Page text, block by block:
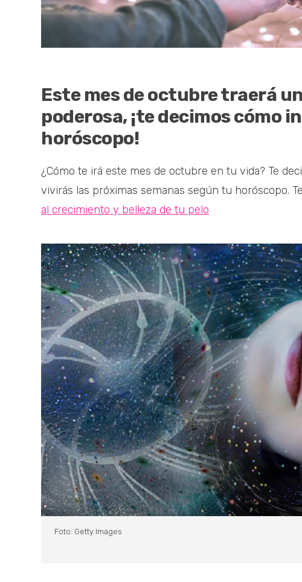
Este mes de octubre traerá
poderosa, ¡te decimos cómo
horóscopo!
¿Cómo te irá este mes de octubre en tu vida? Te
vivirás las próximas semanas según tu horóscopo.
al crecimiento y belleza de tu pelo
Foto: Getty Images